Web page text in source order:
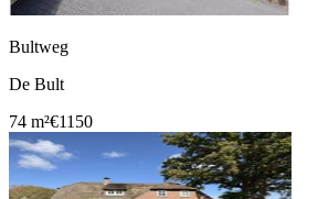
Bultweg
De Bult
74 m²€1150